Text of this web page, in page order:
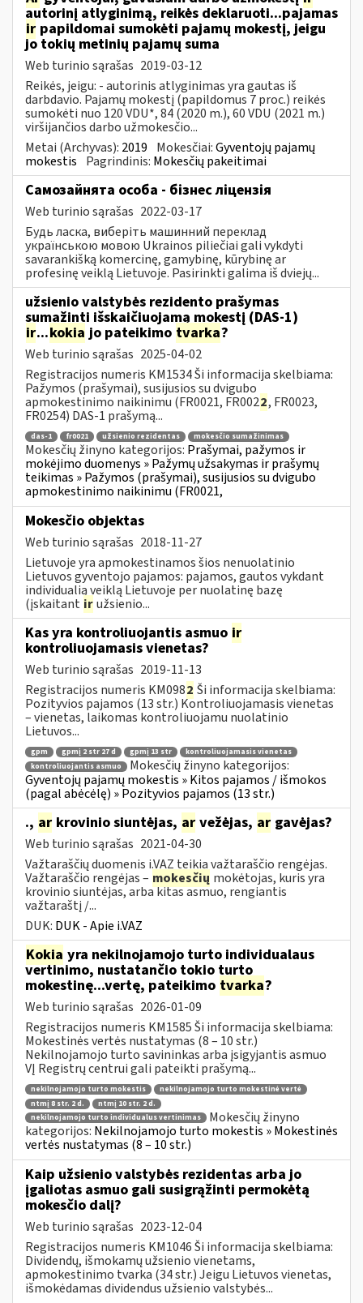
autorinį atlyginimą, reikės deklaruoti...pajamas
ir papildomai sumokėti pajamų mokestį, jeigu
jo tokių metinių pajamų suma
Web turinio sąrašas 2019-03-12
Reikės, jeigu: - autorinis atlyginimas yra gautas iš
darbdavio. Pajamų mokestį (papildomus 7 proc.) reikės
sumokėti nuo 120 VDU*, 84 (2020 m.), 60 VDU (2021 m.)
viršijančios darbo užmokesčio...
Metai (Archyvas): 2019 Mokesčiai:Gyventojų pajamų
mokestis Pagrindinis: Mokesčių pakeitimai
Самозайнята особа - бізнес ліцензія
Web turinio sąrašas 2022-03-17
Будь ласка, виберіть машинний переклад
українською мовою Ukrainos piliečiai gali vykdyti
savarankišką komercinę, gamybinę, kūrybinę ar
profesinę veiklą Lietuvoje. Pasirinkti galima iš dviejų...
užsienio valstybės rezidento prašymas
sumažinti išskaičiuojamą mokestį (DAS-1)
ir...kokia jo pateikimo tvarka?
Web turinio sąrašas 2025-04-02
Registracijos numeris KM1534 Ši informacija skelbiama:
Pažymos (prašymai), susijusios su dvigubo
apmokestinimo naikinimu (FR0021, FR0022, FR0023,
FR0254) DAS-1 prašymą...
das-1 fr0021 užsienio rezidentas mokesčio sumažinimas
Mokesčių žinyno kategorijos: Prašymai, pažymos ir
mokėjimo duomenys » Pažymų užsakymas ir prašymų
teikimas » Pažymos (prašymai), susijusios su dvigubo
apmokestinimo naikinimu (FR0021,
Mokesčio objektas
Web turinio sąrašas 2018-11-27
Lietuvoje yra apmokestinamos šios nenuolatinio
Lietuvos gyventojo pajamos: pajamos, gautos vykdant
individualią veiklą Lietuvoje per nuolatinę bazę
(įskaitant iružsienio...
Kas yra kontroliuojantis asmuo ir
kontroliuojamasis vienetas?
Web turinio sąrašas 2019-11-13
Registracijos numeris KM0982 Ši informacija skelbiama:
Pozityvios pajamos (13 str.) Kontroliuojamasis vienetas
– vienetas, laikomas kontroliuojamu nuolatinio
Lietuvos...
gpm gpmį 2 str 27 d gpmį 13 str
kontroliuojamasis vienetas
kontroliuojantis asmuo
Mokesčių žinyno kategorijos:
Gyventojų pajamų mokestis » Kitos pajamos / išmokos
(pagal abėcėlę) » Pozityvios pajamos (13 str.)
., ar krovinio siuntėjas, ar vežėjas, ar gavėjas?
Web turinio sąrašas 2021-04-30
Važtaraščių duomenis i.VAZ teikia važtaraščio rengėjas.
Važtaraščio rengėjas – mokesčių mokėtojas, kuris yra
krovinio siuntėjas, arba kitas asmuo, rengiantis
važtaraštį /...
DUK: DUK - Apie i.VAZ
Kokia yra nekilnojamojo turto individualaus
vertinimo, nustatančio tokio turto
mokestinę...vertę, pateikimo tvarka?
Web turinio sąrašas 2026-01-09
Registracijos numeris KM1585 Ši informacija skelbiama:
Mokestinės vertės nustatymas (8 – 10 str.)
Nekilnojamojo turto savininkas arba įsigyjantis asmuo
VĮ Registrų centrui gali pateikti prašymą...
nekilnojamojo turto mokestis
nekilnojamojo turto mokestinė vertė
ntmį 8 str. 2 d.
ntmį 10 str. 2 d.
nekilnojamojo turto individualus vertinimas
Mokesčių žinyno
kategorijos: Nekilnojamojo turto mokestis » Mokestinės
vertės nustatymas (8 – 10 str.)
Kaip užsienio valstybės rezidentas arba jo
įgaliotas asmuo gali susigrąžinti permokėtą
mokesčio dalį?
Web turinio sąrašas 2023-12-04
Registracijos numeris KM1046 Ši informacija skelbiama:
Dividendų, išmokamų užsienio vienetams,
apmokestinimo tvarka (34 str.) Jeigu Lietuvos vienetas,
išmokėdamas dividendus užsienio valstybės...